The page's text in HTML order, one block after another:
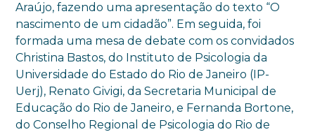
Araújo, fazendo uma apresentação do texto “O
nascimento de um cidadão”. Em seguida, foi
formada uma mesa de debate com os convidados
Christina Bastos, do Instituto de Psicologia da
Universidade do Estado do Rio de Janeiro (IP-
Uerj), Renato Givigi, da Secretaria Municipal de
Educação do Rio de Janeiro, e Fernanda Bortone,
do Conselho Regional de Psicologia do Rio de